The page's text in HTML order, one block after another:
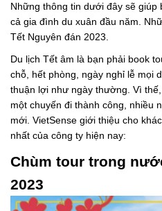
Những thông tin dưới đây sẽ
cả gia đình du xuân đầu năm.
Tết Nguyên đán 2023.
Du lịch Tết âm là bạn phải book
chỗ, hết phòng, ngày nghỉ lễ mọi
thuận lợi như ngày thường. Vì
một chuyến đi thành công, nhiều
mới. VietSense giới thiệu cho
nhất của công ty hiện nay:
Chùm tour trong
2023